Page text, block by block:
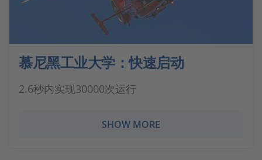
慕尼黑工业大学：快速启动
2.6秒内实现30000次运行
SHOW MORE